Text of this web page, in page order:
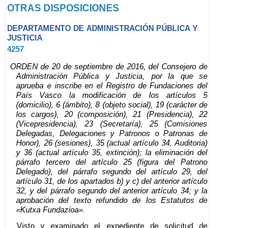
OTRAS DISPOSICIONES
DEPARTAMENTO DE ADMINISTRACIÓN PÚBLICA Y
JUSTICIA
4257
ORDEN de 20 de septiembre de 2016, del Consejero de
Administración Pública y Justicia, por la que se
aprueba e inscribe en el Registro de Fundaciones del
País Vasco la modificación de los artículos 5
(domicilio), 6 (ámbito), 8 (objeto social), 19 (carácter de
los cargos), 20 (composición), 21 (Presidencia), 22
(Vicepresidencia), 23 (Secretaría), 25 (Comisiones
Delegadas, Delegaciones y Patronos o Patronas de
Honor), 26 (sesiones), 35 (actual artículo 34, Auditoria)
y 36 (actual artículo 35, extinción); la eliminación del
párrafo tercero del artículo 25 (figura del Patrono
Delegado), del párrafo segundo del artículo 29, del
artículo 31, de los apartados b) y c) del anterior artículo
32, y del párrafo segundo del anterior artículo 34; y la
aprobación del texto refundido de los Estatutos de
«Kutxa Fundazioa».
Visto y examinado el expediente de solicitud de